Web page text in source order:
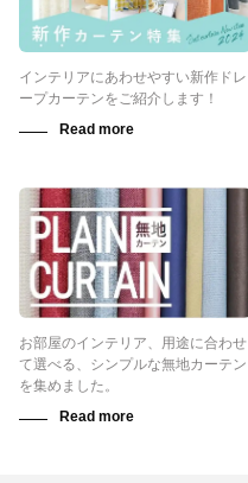
インテリアにあわせやすい新作ドレ
ープカーテンをご紹介します！
お部屋のインテリア、用途に合わせ
て選べる、シンプルな無地カーテン
を集めました。